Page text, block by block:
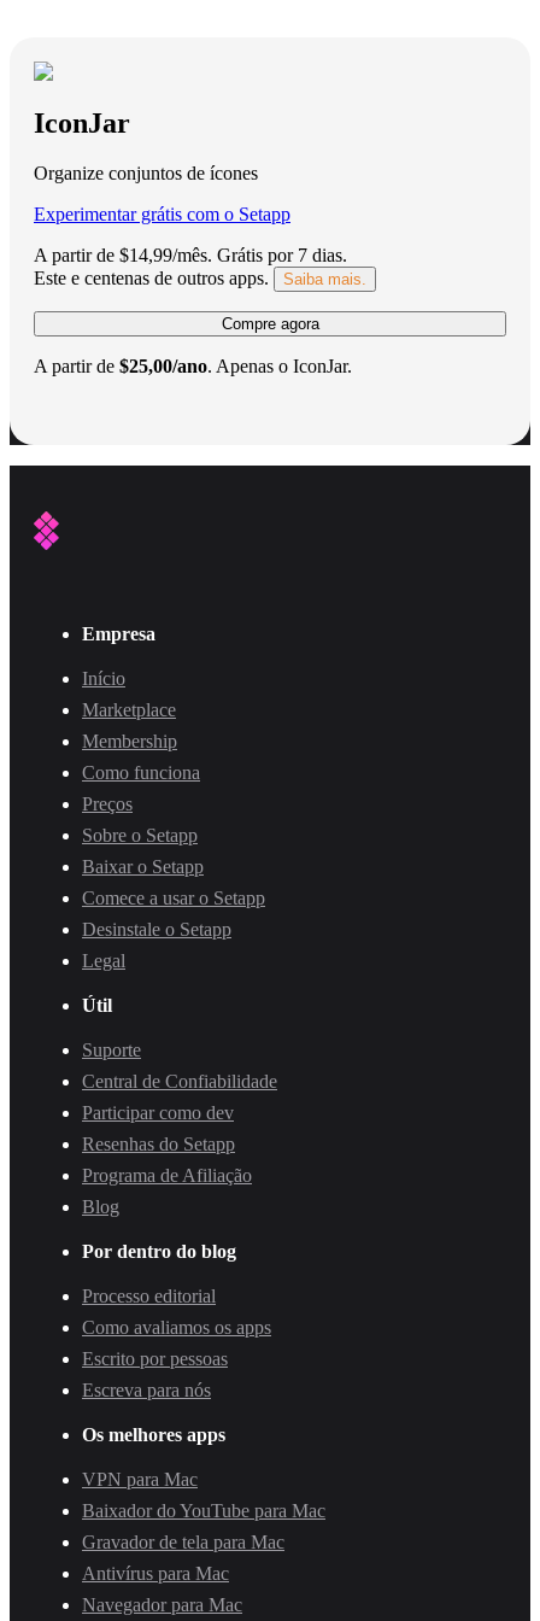
IconJar
Organize conjuntos de ícones
Experimentar grátis com o Setapp
A partir de $14,99/mês. Grátis por 7 dias.
Este e centenas de outros apps.
Saiba mais.
Compre agora
A partir de $25,00/ano. Apenas o IconJar.
Empresa
Início
Marketplace
Membership
Como funciona
Preços
Sobre o Setapp
Baixar o Setapp
Comece a usar o Setapp
Desinstale o Setapp
Legal
Útil
Suporte
Central de Confiabilidade
Participar como dev
Resenhas do Setapp
Programa de Afiliação
Blog
Por dentro do blog
Processo editorial
Como avaliamos os apps
Escrito por pessoas
Escreva para nós
Os melhores apps
VPN para Mac
Baixador do YouTube para Mac
Gravador de tela para Mac
Antivírus para Mac
Navegador para Mac